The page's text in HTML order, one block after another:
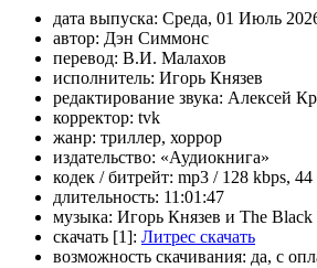
дата выпуска: Среда, 01 Июль
автор: Дэн Симмонс
перевод: В.И. Малахов
исполнитель: Игорь Князев
редактирование звука: Алексей
корректор: tvk
жанр: триллер, хоррор
издательство: «Аудиокнига»
кодек / битрейт: mp3 / 128 kbps,
длительность: 11:01:47
музыка: Игорь Князев и The
скачать [1]: Литрес скачать
возможность скачивания: да, с